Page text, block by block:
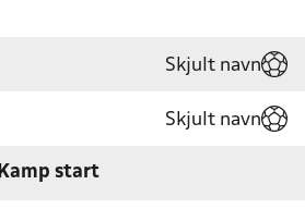
Skjult navn
Skjult navn
Kamp start